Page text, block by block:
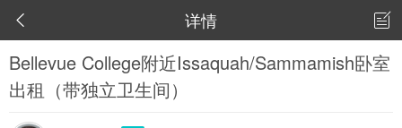
 详情 
Bellevue College附近Issaquah/Sammamish卧室
出租（带独立卫生间）